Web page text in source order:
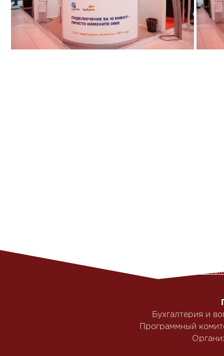
DeCenter
Бухгалтерия и
Программный